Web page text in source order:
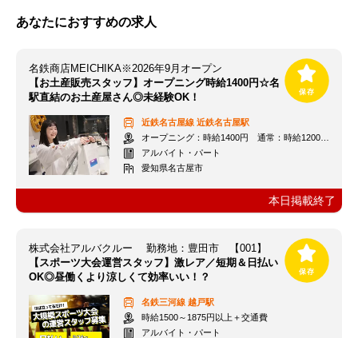
あなたにおすすめの求人
名鉄商店MEICHIKA※2026年9月オープン
【お土産販売スタッフ】オープニング時給1400円☆名
駅直結のお土産屋さん◎未経験OK！
近鉄名古屋線 近鉄名古屋駅
オープニング：時給1400円 通常：時給1200円～＋交通費全額支給
アルバイト・パート
愛知県名古屋市
本日掲載終了
株式会社アルバクルー 勤務地：豊田市 【001】
【スポーツ大会運営スタッフ】激レア／短期＆日払い
OK◎昼働くより涼しくて効率いい！？
名鉄三河線 越戸駅
時給1500～1875円以上＋交通費
アルバイト・パート